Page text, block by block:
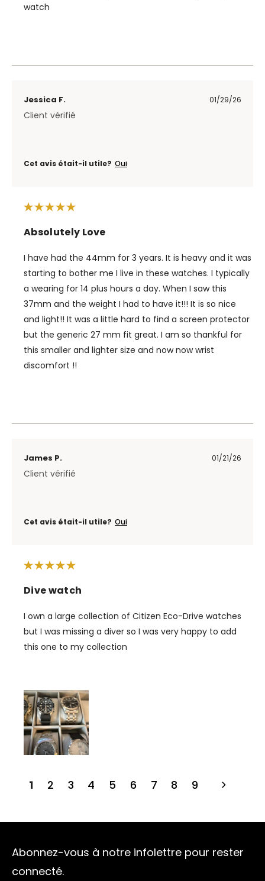
watch
Jessica F. 01/29/26
Client vérifié
Cet avis était-il utile? Oui
Absolutely Love
I have had the 44mm for 3 years. It is heavy and it was
starting to bother me I live in these watches. I typically
a wearing for 14 plus hours a day. When I saw this
37mm and the weight I had to have it!!! It is so nice
and light!! It was a little hard to find a screen protector
but the generic 27 mm fit great. I am so thankful for
this smaller and lighter size and now now wrist
discomfort !!
James P. 01/21/26
Client vérifié
Cet avis était-il utile? Oui
Dive watch
I own a large collection of Citizen Eco-Drive watches
but I was missing a diver so I was very happy to add
this one to my collection
1 2 3 4 5 6 7 8 9
Abonnez-vous à notre infolettre pour rester
connecté.